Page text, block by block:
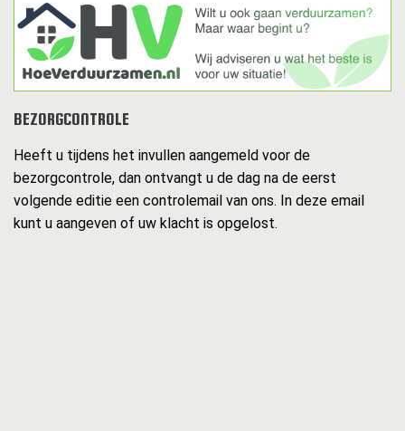
BEZORGCONTROLE
Heeft u tijdens het invullen aangemeld voor de
bezorgcontrole, dan ontvangt u de dag na de eerst
volgende editie een controlemail van ons. In deze email
kunt u aangeven of uw klacht is opgelost.